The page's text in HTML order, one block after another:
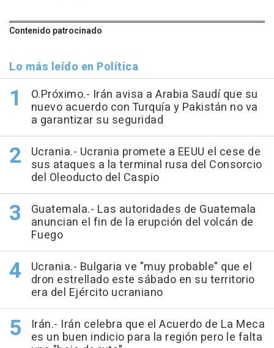
Contenido patrocinado
Lo más leído en Política
O.Próximo.- Irán avisa a Arabia Saudí que su
nuevo acuerdo con Turquía y Pakistán no va
a garantizar su seguridad
Ucrania.- Ucrania promete a EEUU el cese de
sus ataques a la terminal rusa del Consorcio
del Oleoducto del Caspio
Guatemala.- Las autoridades de Guatemala
anuncian el fin de la erupción del volcán de
Fuego
Ucrania.- Bulgaria ve "muy probable" que el
dron estrellado este sábado en su territorio
era del Ejército ucraniano
Irán.- Irán celebra que el Acuerdo de La Meca
es un buen indicio para la región pero le falta